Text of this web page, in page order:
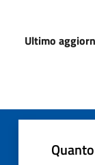
Ultimo